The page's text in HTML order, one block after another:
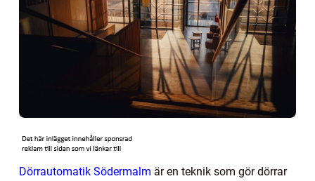
Dörrautomatik Södermalm är en teknik som gör dörrar